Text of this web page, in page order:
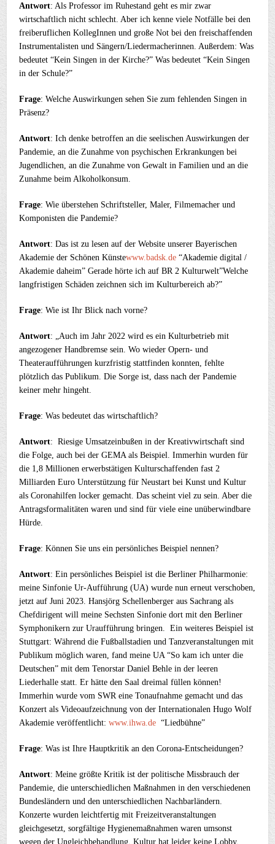
Antwort: Als Professor im Ruhestand geht es mir zwar
wirtschaftlich nicht schlecht. Aber ich kenne viele Notfälle bei den
freiberuflichen KollegInnen und große Not bei den freischaffenden
Instrumentalisten und Sängern/Liedermacherinnen. Außerdem: Was
bedeutet “Kein Singen in der Kirche?” Was bedeutet “Kein Singen
in der Schule?”
Frage: Welche Auswirkungen sehen Sie zum fehlenden Singen in
Präsenz?
Antwort: Ich denke betroffen an die seelischen Auswirkungen der
Pandemie, an die Zunahme von psychischen Erkrankungen bei
Jugendlichen, an die Zunahme von Gewalt in Familien und an die
Zunahme beim Alkoholkonsum.
Frage: Wie überstehen Schriftsteller, Maler, Filmemacher und
Komponisten die Pandemie?
Antwort: Das ist zu lesen auf der Website unserer Bayerischen
Akademie der Schönen Künstewww.badsk.de “Akademie digital /
Akademie daheim” Gerade hörte ich auf BR 2 Kulturwelt”Welche
langfristigen Schäden zeichnen sich im Kulturbereich ab?”
Frage: Wie ist Ihr Blick nach vorne?
Antwort: „Auch im Jahr 2022 wird es ein Kulturbetrieb mit
angezogener Handbremse sein. Wo wieder Opern- und
Theateraufführungen kurzfristig stattfinden konnten, fehlte
plötzlich das Publikum. Die Sorge ist, dass nach der Pandemie
keiner mehr hingeht.
Frage: Was bedeutet das wirtschaftlich?
Antwort: Riesige Umsatzeinbußen in der Kreativwirtschaft sind
die Folge, auch bei der GEMA als Beispiel. Immerhin wurden für
die 1,8 Millionen erwerbstätigen Kulturschaffenden fast 2
Milliarden Euro Unterstützung für Neustart bei Kunst und Kultur
als Coronahilfen locker gemacht. Das scheint viel zu sein. Aber die
Antragsformalitäten waren und sind für viele eine unüberwindbare
Hürde.
Frage: Können Sie uns ein persönliches Beispiel nennen?
Antwort: Ein persönliches Beispiel ist die Berliner Philharmonie:
meine Sinfonie Ur-Aufführung (UA) wurde nun erneut verschoben,
jetzt auf Juni 2023. Hansjörg Schellenberger aus Sachrang als
Chefdirigent will meine Sechsten Sinfonie dort mit den Berliner
Symphonikern zur Uraufführung bringen. Ein weiteres Beispiel ist
Stuttgart: Während die Fußballstadien und Tanzveranstaltungen mit
Publikum möglich waren, fand meine UA “So kam ich unter die
Deutschen” mit dem Tenorstar Daniel Behle in der leeren
Liederhalle statt. Er hätte den Saal dreimal füllen können!
Immerhin wurde vom SWR eine Tonaufnahme gemacht und das
Konzert als Videoaufzeichnung von der Internationalen Hugo Wolf
Akademie veröffentlicht:www.ihwa.de “Liedbühne”
Frage: Was ist Ihre Hauptkritik an den Corona-Entscheidungen?
Antwort: Meine größte Kritik ist der politische Missbrauch der
Pandemie, die unterschiedlichen Maßnahmen in den verschiedenen
Bundesländern und den unterschiedlichen Nachbarländern.
Konzerte wurden leichtfertig mit Freizeitveranstaltungen
gleichgesetzt, sorgfältige Hygienemaßnahmen waren umsonst
wegen der Ungleichbehandlung. Kultur hat leider keine Lobby,